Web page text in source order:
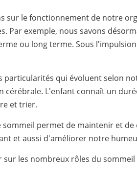
sur le fonctionnement de notre
Par exemple, nous savons
ou long terme. Sous
particularités qui évoluent selon
cérébrale. L'enfant connaît un
et trier.
sommeil permet de maintenir et
et aussi d'améliorer notre
les nombreux rôles du